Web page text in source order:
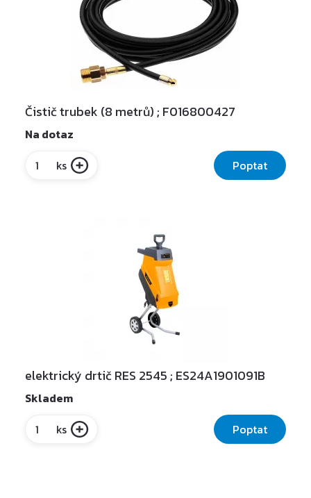
Čistič trubek (8 metrů) ; F016800427
Na dotaz
ks
Poptat
elektrický drtič RES 2545 ; ES24A1901091B
Skladem
ks
Poptat